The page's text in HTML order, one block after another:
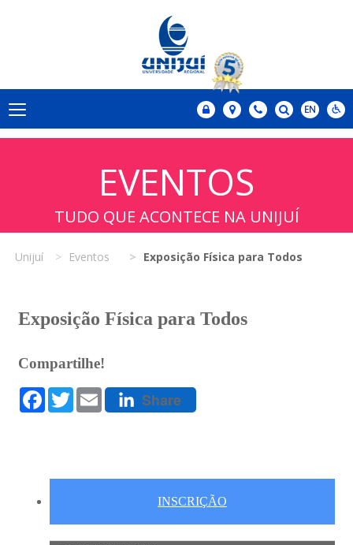
EVENTOS
TUDO QUE ACONTECE NA UNIJUÍ
Unijuí Eventos Exposição Física para Todos